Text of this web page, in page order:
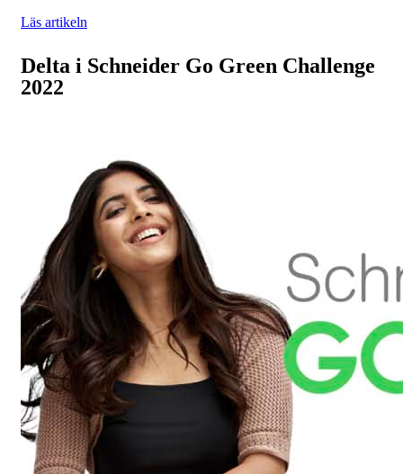
Läs artikeln
Delta i Schneider Go Green Challenge
2022